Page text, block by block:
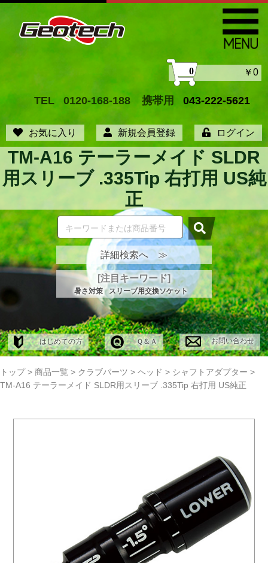
TEL 0120-168-188 携帯用 043-222-5621
お気に入り 新規会員登録 ログイン
0 ￥0
TM-A16 テーラーメイド SLDR
用スリーブ .335Tip 右打用 US純
正
詳細検索へ ≫
[注目キーワード]
暑さ対策 スリーブ用交換ソケット
はじめての方 Ｑ＆Ａ お問い合わせ
トップ > 商品一覧 > クラブパーツ > ヘッド > シャフトアダプター >
TM-A16 テーラーメイド SLDR用スリーブ .335Tip 右打用 US純正